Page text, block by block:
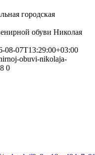
городская
обуви Николая
08-07T13:29:00+03:00
obuvi-nikolaja-
0